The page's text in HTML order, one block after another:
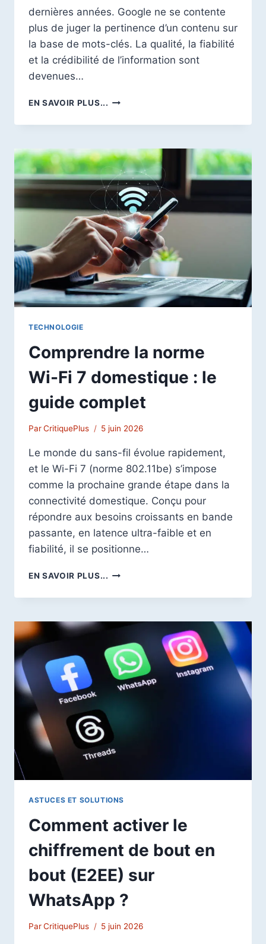
dernières années. Google ne se contente
plus de juger la pertinence d’un contenu sur
la base de mots-clés. La qualité, la fiabilité
et la crédibilité de l’information sont
devenues…
EN SAVOIR PLUS...
A-
GOOGLE
:
UN
PILIER
INCONTOURNABLE
DU
MARKETING
NUMÉRIQUE
MODERNE
TECHNOLOGIE
Comprendre la norme
Wi-Fi 7 domestique : le
guide complet
ParCritiquePlus 5 juin 2026
Le monde du sans-fil évolue rapidement,
et le Wi-Fi 7 (norme 802.11be) s’impose
comme la prochaine grande étape dans la
connectivité domestique. Conçu pour
répondre aux besoins croissants en bande
passante, en latence ultra-faible et en
fiabilité, il se positionne…
EN SAVOIR PLUS... COMPRENDRE
NORME
FI
DOMESTIQUE
LE
GUIDE
ASTUCES ET SOLUTIONS
Comment activer le
chiffrement de bout en
bout (E2EE) sur
WhatsApp ?
ParCritiquePlus 5 juin 2026